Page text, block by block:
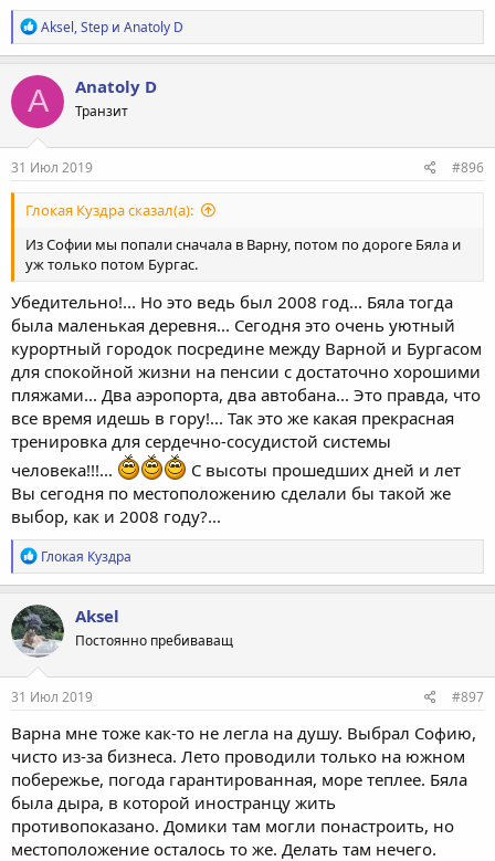
Р
е
а
к
ц
и
и
:
Aksel,Step и Anatoly D
A Anatoly D
Транзит
31 Июл 2019 #896
Глокая Куздра сказал(а):
Из Софии мы попали сначала в Варну, потом по дороге Бяла и
уж только потом Бургас.
Убедительно!... Но это ведь был 2008 год... Бяла тогда
была маленькая деревня... Сегодня это очень уютный
курортный городок посредине между Варной и Бургасом
для спокойной жизни на пенсии с достаточно хорошими
пляжами... Два аэропорта, два автобана... Это правда, что
все время идешь в гору!... Так это же какая прекрасная
тренировка для сердечно-сосудистой системы
человека!!!...
С высоты прошедших дней и лет
Вы сегодня по местоположению сделали бы такой же
выбор, как и 2008 году?...
Р
е
а
к
ц
и
и
:
Глокая Куздра
Aksel
Постоянно пребиваващ
31 Июл 2019 #897
Варна мне тоже как-то не легла на душу. Выбрал Софию,
чисто из-за бизнеса. Лето проводили только на южном
побережье, погода гарантированная, море теплее. Бяла
была дыра, в которой иностранцу жить
противопоказано. Домики там могли понастроить, но
местоположение осталось то же. Делать там нечего.